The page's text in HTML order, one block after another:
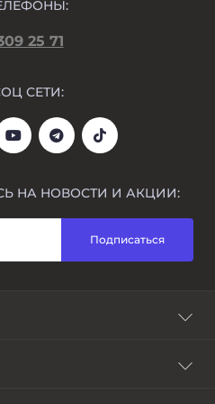
25 71
СЕТИ:
НА НОВОСТИ И АКЦИИ:
Подписаться
часов